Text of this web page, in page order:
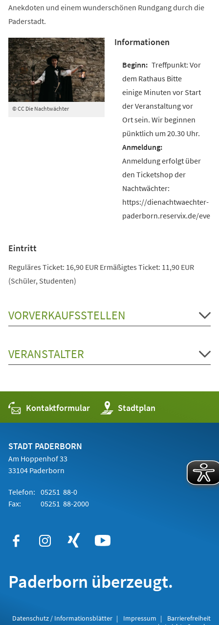
Anekdoten und einem wunderschönen Rundgang durch die
Paderstadt.
© CC Die Nachtwächter
Informationen
Treffpunkt: Vor
dem Rathaus Bitte
einige Minuten vor Start
der Veranstaltung vor
Ort sein. Wir beginnen
pünktlich um 20.30 Uhr.
Anmeldung erfolgt über
den Ticketshop der
Nachtwächter:
https://dienachtwaechter-
paderborn.reservix.de/
Eintritt
Reguläres Ticket: 16,90 EUR Ermäßigtes Ticket: 11,90 EUR
(Schüler, Studenten)
VORVERKAUFSSTELLEN
VERANSTALTER
Kontaktformular Stadtplan
(Öffnet
in
einem
STADT PADERBORN
Am Hoppenhof 33
33104 Paderborn
Telefon: 05251 88-0
Fax:
05251 88-2000
Paderborn überzeugt.
Datenschutz / Informationsblätter Impressum
Barrierefreiheit